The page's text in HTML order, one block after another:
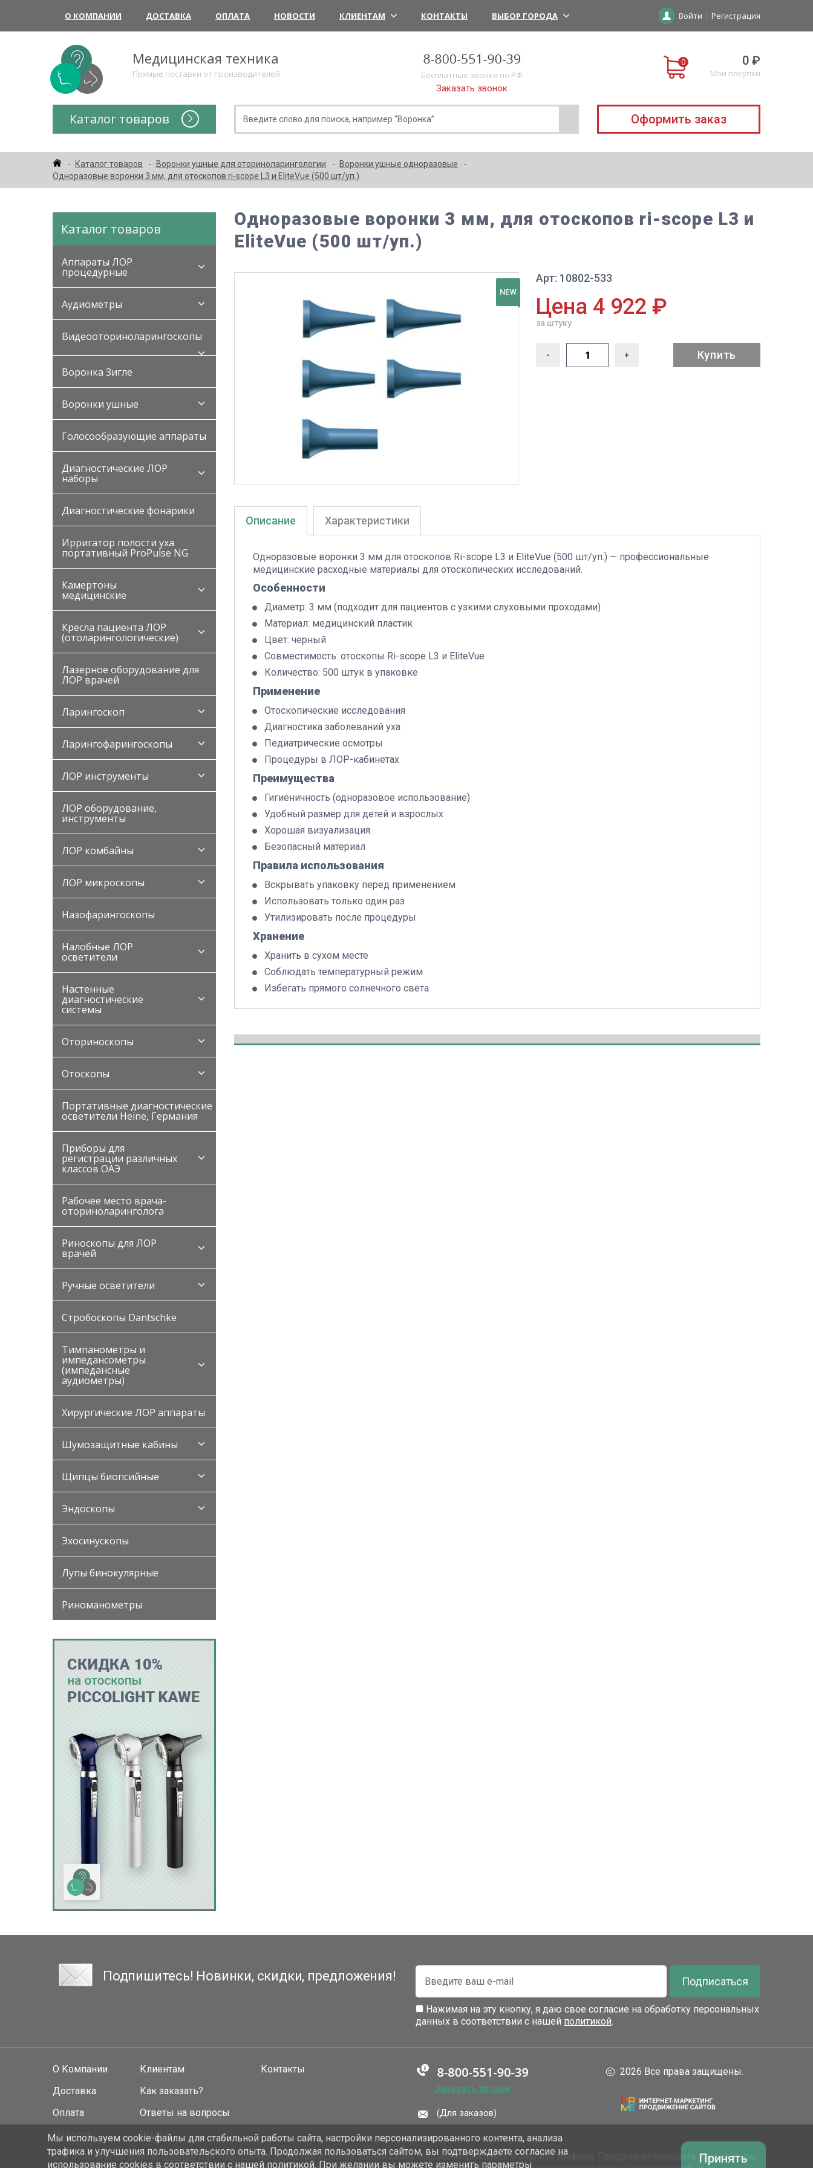
О КОМПАНИИ ДОСТАВКА ОПЛАТА НОВОСТИ КЛИЕНТАМ КОНТАКТЫ ВЫБОР ГОРОДА Войти Регистрация
Медицинская техника
Прямые поставки от производителей
Бесплатные звонки по РФ
Заказать звонок
0 ₽
Мои покупки
Каталог товаров Оформить заказ
Каталог товаров Воронки ушные для оториноларингологии
Воронки ушные одноразовые
Одноразовые воронки 3 мм, для отоскопов ri-scope L3 и EliteVue (500 шт/уп.)
Каталог товаров
Аппараты ЛОР
процедурные
Аудиометры
Видеооториноларингоскопы
Воронка Зигле
Воронки ушные
Голосообразующие аппараты
Диагностические ЛОР
наборы
Диагностические фонарики
Ирригатор полости уха
портативный ProPulse NG
Камертоны
медицинские
Кресла пациента ЛОР
(отоларингологические)
Лазерное оборудование для
ЛОР врачей
Ларингоскоп
Ларингофарингоскопы
ЛОР инструменты
ЛОР оборудование,
инструменты
ЛОР комбайны
ЛОР микроскопы
Назофарингоскопы
Налобные ЛОР
осветители
Настенные
диагностические
системы
Оториноскопы
Отоскопы
Портативные диагностические
осветители Heine, Германия
Приборы для
регистрации различных
классов ОАЭ
Рабочее место врача-
оториноларинголога
Риноскопы для ЛОР
врачей
Ручные осветители
Стробоскопы Dantschke
Тимпанометры и
импедансометры
(импедансные
аудиометры)
Хирургические ЛОР аппараты
Шумозащитные кабины
Щипцы биопсийные
Эндоскопы
Эхосинускопы
Лупы бинокулярные
Риноманометры
Одноразовые воронки 3 мм, для отоскопов ri-scope L3 и
EliteVue (500 шт/уп.)
NEW
Арт: 10802-533
Цена 4 922 ₽
за штуку
- + Купить
Описание
Одноразовые воронки 3 мм для отоскопов Ri-scope L3 и EliteVue (500 шт/уп.) — профессиональные
медицинские расходные материалы для отоскопических исследований.
Особенности
Диаметр: 3 мм (подходит для пациентов с узкими слуховыми проходами)
Материал: медицинский пластик
Цвет: черный
Совместимость: отоскопы Ri-scope L3 и EliteVue
Количество: 500 штук в упаковке
Применение
Отоскопические исследования
Диагностика заболеваний уха
Педиатрические осмотры
Процедуры в ЛОР-кабинетах
Преимущества
Гигиеничность (одноразовое использование)
Удобный размер для детей и взрослых
Хорошая визуализация
Безопасный материал
Правила использования
Вскрывать упаковку перед применением
Использовать только один раз
Утилизировать после процедуры
Хранение
Хранить в сухом месте
Соблюдать температурный режим
Избегать прямого солнечного света
Характеристики
Подпишитесь! Новинки, скидки, предложения! Подписаться
Нажимая на эту кнопку, я даю свое согласие на обработку персональных
данных в соответствии с нашей политикой.
О Компании
Доставка
Оплата
Новости
Клиентам
Как заказать?
Ответы на вопросы
Статьи
Контакты
Заказать звонок
(Для заказов)
2026 Все права защищены.
Мы используем файлыcookiesдля повышения удобства использования сайта, настройки рекламы и анализа трафика. Продолжая посещать наш сайт, вы
Мы используем cookie-файлы для стабильной работы сайта, настройки персонализированного контента, анализа
трафика и улучшения пользовательского опыта. Продолжая пользоваться сайтом, вы подтверждаете согласие на
использование cookies в соответствии с нашей политикой. При желании вы можете изменить параметры Принять